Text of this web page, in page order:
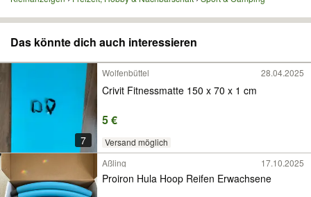
Das könnte dich auch interessieren
7
Wolfenbüttel 28.04.2025
Crivit Fitnessmatte 150 x 70 x 1 cm
5 €
Versand möglich
Aßling 17.10.2025
Proiron Hula Hoop Reifen Erwachsene